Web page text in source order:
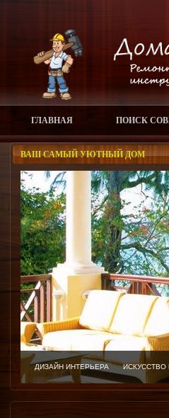
ГЛАВНАЯ ПОИСК
ВАШ САМЫЙ УЮТНЫЙ ДОМ
ДИЗАЙН ИНТЕРЬЕРА